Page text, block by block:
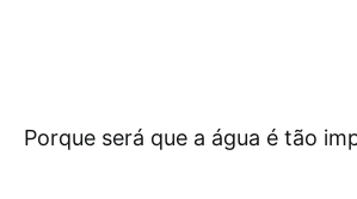
Porque será que a água é tão